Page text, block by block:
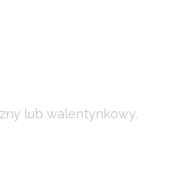
lub walentynkowy.